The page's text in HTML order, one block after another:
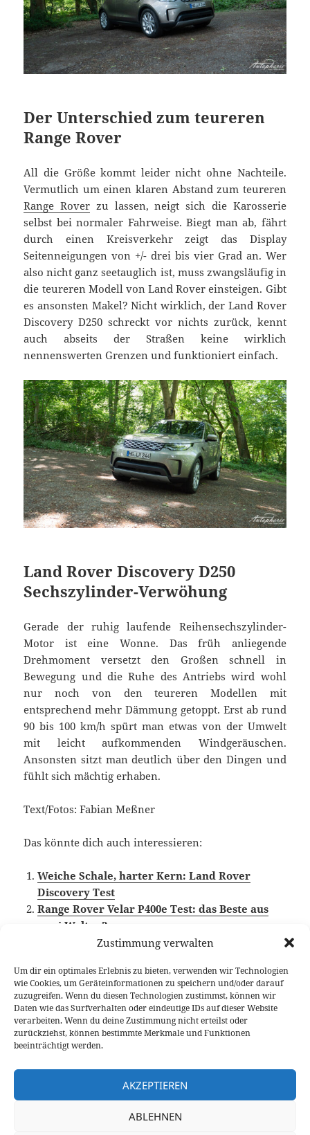
Zustimmung verwalten
Um dir ein optimales Erlebnis zu bieten, verwenden wir Technologien
wie Cookies, um Geräteinformationen zu speichern und/oder darauf
zuzugreifen. Wenn du diesen Technologien zustimmst, können wir
Daten wie das Surfverhalten oder eindeutige IDs auf dieser Website
verarbeiten. Wenn du deine Zustimmung nicht erteilst oder
zurückziehst, können bestimmte Merkmale und Funktionen
beeinträchtigt werden.
AKZEPTIEREN
ABLEHNEN
Der Unterschied zum teureren
Range Rover
All die Größe kommt leider nicht ohne Nachteile.
Vermutlich um einen klaren Abstand zum teureren
Range Rover zu lassen, neigt sich die Karosserie
selbst bei normaler Fahrweise. Biegt man ab, fährt
durch einen Kreisverkehr zeigt das Display
Seitenneigungen von +/- drei bis vier Grad an. Wer
also nicht ganz seetauglich ist, muss zwangsläufig in
die teureren Modell von Land Rover einsteigen. Gibt
es ansonsten Makel? Nicht wirklich, der Land Rover
Discovery D250 schreckt vor nichts zurück, kennt
auch abseits der Straßen keine wirklich
nennenswerten Grenzen und funktioniert einfach.
Land Rover Discovery D250
Sechszylinder-Verwöhung
Gerade der ruhig laufende Reihensechszylinder-
Motor ist eine Wonne. Das früh anliegende
Drehmoment versetzt den Großen schnell in
Bewegung und die Ruhe des Antriebs wird wohl
nur noch von den teureren Modellen mit
entsprechend mehr Dämmung getoppt. Erst ab rund
90 bis 100 km/h spürt man etwas von der Umwelt
mit leicht aufkommenden Windgeräuschen.
Ansonsten sitzt man deutlich über den Dingen und
fühlt sich mächtig erhaben.
Text/Fotos: Fabian Meßner
Das könnte dich auch interessieren:
Weiche Schale, harter Kern: Land Rover
Discovery Test
Range Rover Velar P400e Test: das Beste aus
zwei Welten?
Veröffentlicht
am
2. August 2022 Autor
Fabian Meßner Kategorien
Fahrberichte
Land
Rover,Video Fahrbericht
Beitragsnavigation
VORHERIGER
Vorheriger
Beitrag:
VW ID.5 GTX Langzeittest: Sport- und
Reisemobil in einem?
2022 Skoda Kodiaq RS Test: ein bäriger